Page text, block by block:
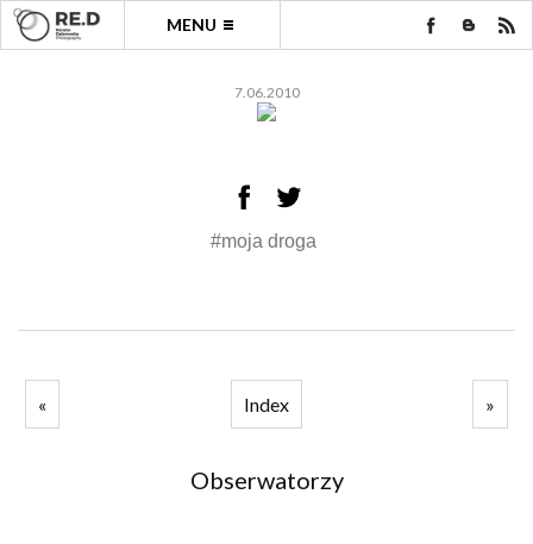
MENU
7.06.2010
#moja droga
« Index »
Obserwatorzy